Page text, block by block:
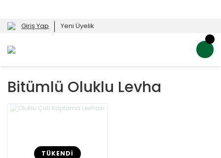
Giriş Yap Yeni Üyelik
Bitümlü Oluklu Levha
TÜKENDİ